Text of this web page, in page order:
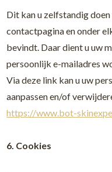
Dit kan u zelfstandig
contactpagina en onder
bevindt. Daar dient u uw
persoonlijk e-mailadres
Via deze link kan u uw
aanpassen en/of
https://www.bot-
6. Cookies